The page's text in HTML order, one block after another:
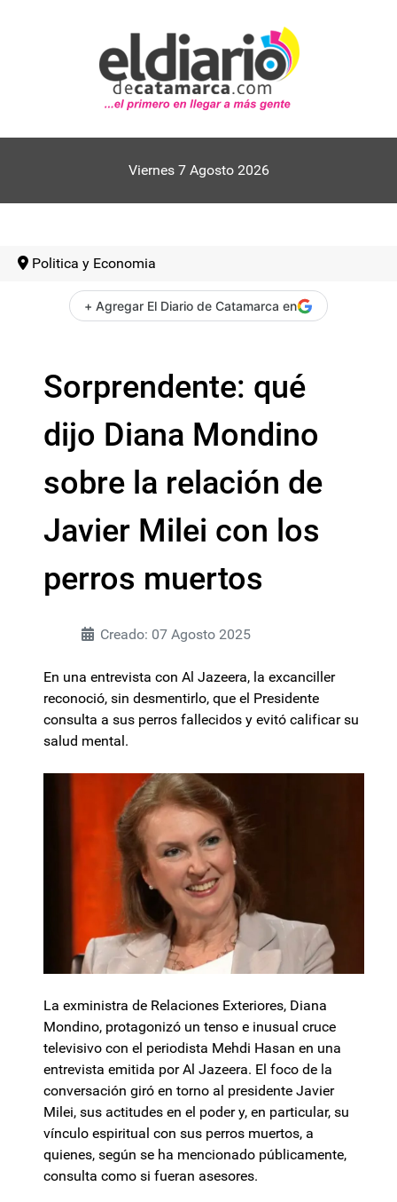
Viernes 7 Agosto 2026
Politica y Economia
+ Agregar El Diario de Catamarca en
Sorprendente: qué
dijo Diana Mondino
sobre la relación de
Javier Milei con los
perros muertos
Creado: 07 Agosto 2025
En una entrevista con Al Jazeera, la excanciller
reconoció, sin desmentirlo, que el Presidente
consulta a sus perros fallecidos y evitó calificar su
salud mental.
La exministra de Relaciones Exteriores, Diana
Mondino, protagonizó un tenso e inusual cruce
televisivo con el periodista Mehdi Hasan en una
entrevista emitida por Al Jazeera. El foco de la
conversación giró en torno al presidente Javier
Milei, sus actitudes en el poder y, en particular, su
vínculo espiritual con sus perros muertos, a
quienes, según se ha mencionado públicamente,
consulta como si fueran asesores.